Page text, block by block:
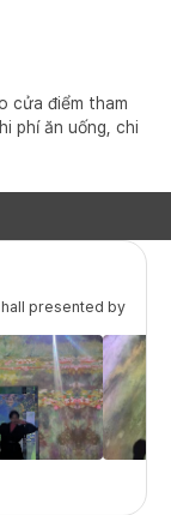
cửa điểm tham
phí ăn uống, chi
presented by